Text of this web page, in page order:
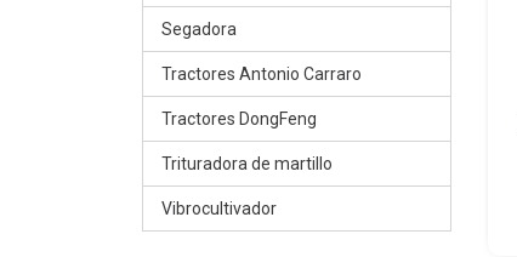
Segadora
Tractores Antonio Carraro
Tractores DongFeng
Trituradora de martillo
Vibrocultivador